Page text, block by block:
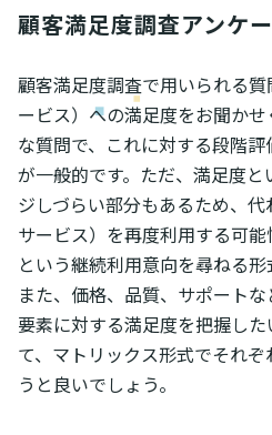
顧客満足度調査アンケ
顧客満足度調査で用いられる
ービス）への満足度をお聞か
な質問で、これに対する段階
が一般的です。ただ、満足度
ジしづらい部分もあるため、
サービス）を再度利用する可能
という継続利用意向を尋ねる形
また、価格、品質、サポート
要素に対する満足度を把握し
て、マトリックス形式でそれ
うと良いでしょう。